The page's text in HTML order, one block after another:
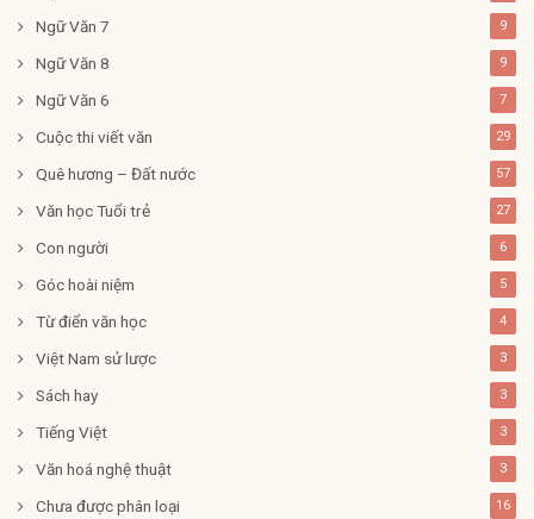
Ngữ Văn 7 9
Ngữ Văn 8 9
Ngữ Văn 6 7
Cuộc thi viết văn 29
Quê hương – Đất nước 57
Văn học Tuổi trẻ 27
Con người 6
Góc hoài niệm 5
Từ điển văn học 4
Việt Nam sử lược 3
Sách hay 3
Tiếng Việt 3
Văn hoá nghệ thuật 3
Chưa được phân loại 16